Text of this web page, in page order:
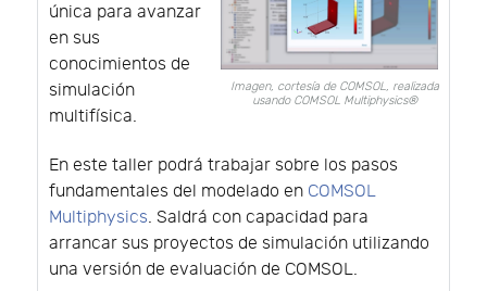
Imagen, cortesía de COMSOL, realizada
usando COMSOL Multiphysics®
única para avanzar
en sus
conocimientos de
simulación
multifísica.
En este taller podrá trabajar sobre los pasos
fundamentales del modelado en COMSOL
Multiphysics. Saldrá con capacidad para
arrancar sus proyectos de simulación utilizando
una versión de evaluación de COMSOL.